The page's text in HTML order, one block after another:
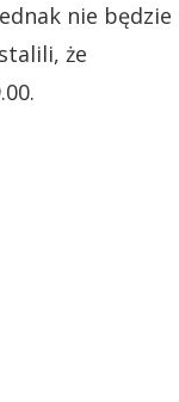
nie będzie
że